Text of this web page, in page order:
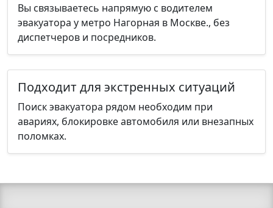
Вы связываетесь напрямую с водителем
эвакуатора у метро Нагорная в Москве., без
диспетчеров и посредников.
Подходит для экстренных ситуаций
Поиск эвакуатора рядом необходим при
авариях, блокировке автомобиля или внезапных
поломках.